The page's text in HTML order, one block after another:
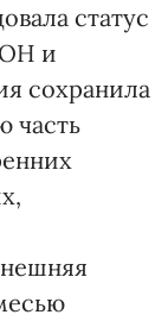
статус
и
сохранила
часть